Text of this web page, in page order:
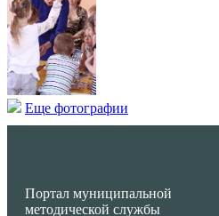
Еще фотографии
Портал муниципальной
методической службы